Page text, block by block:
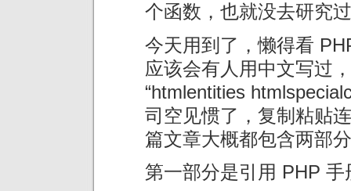
个函数，也就没去研究
今天用到了，懒得看
应该会有人用中文写过
“htmlentities
司空见惯了，复制粘贴
篇文章大概都包含两部
第一部分是引用 PHP 手